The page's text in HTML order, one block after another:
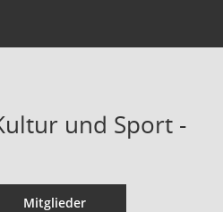
und Sport -
Mitglieder